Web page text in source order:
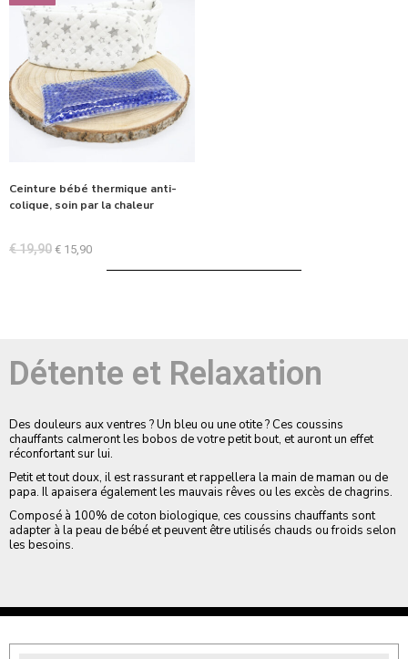
Ceinture bébé thermique anti-
colique, soin par la chaleur
€19,90 € 15,90
Détente et Relaxation
Des douleurs aux ventres ? Un bleu ou une otite ? Ces coussins
chauffants calmeront les bobos de votre petit bout, et auront un effet
réconfortant sur lui.
Petit et tout doux, il est rassurant et rappellera la main de maman ou de
papa. Il apaisera également les mauvais rêves ou les excès de chagrins.
Composé à 100% de coton biologique, ces coussins chauffants sont
adapter à la peau de bébé et peuvent être utilisés chauds ou froids selon
les besoins.